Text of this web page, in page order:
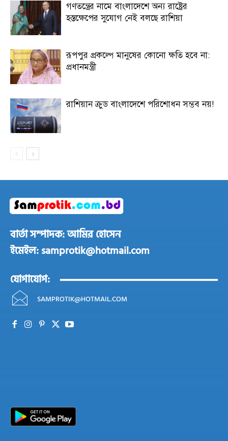
গণতন্ত্রের নামে বাংলাদেশে অন্য রাষ্ট্রের
হস্তক্ষেপের সুযোগ নেই বলছে রাশিয়া
রূপপুর প্রকল্পে মানুষের কোনো ক্ষতি হবে না:
প্রধানমন্ত্রী
রাশিয়ান ক্রুড বাংলাদেশে পরিশোধন সম্ভব নয়!
বার্তা সম্পাদক: আমির হোসেন
ইমেইল: samprotik@hotmail.com
যোগাযোগ:
SAMPROTIK@HOTMAIL.COM